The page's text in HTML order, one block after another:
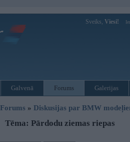
Sveiks, Viesi!
Galvenā Forums Galerijas
Forums » Diskusijas par BMW
Tēma: Pārdodu ziemas riepas